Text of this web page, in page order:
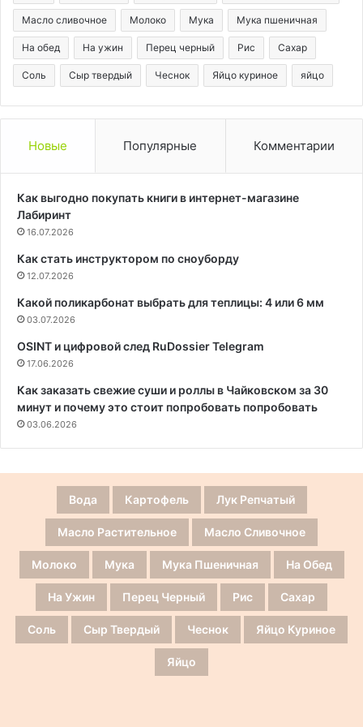
Масло сливочное Молоко Мука Мука пшеничная
На обед На ужин Перец черный Рис Сахар
Соль Сыр твердый Чеснок Яйцо куриное яйцо
Новые Популярные Комментарии
Как выгодно покупать книги в интернет-магазине
Лабиринт
16.07.2026
Как стать инструктором по сноуборду
12.07.2026
Какой поликарбонат выбрать для теплицы: 4 или 6 мм
03.07.2026
OSINT и цифровой след RuDossier Telegram
17.06.2026
Как заказать свежие суши и роллы в Чайковском за 30
минут и почему это стоит попробовать попробовать
03.06.2026
Вода Картофель Лук Репчатый
Масло Растительное Масло Сливочное
Молоко Мука Мука Пшеничная На Обед
На Ужин Перец Черный Рис Сахар
Соль Сыр Твердый Чеснок Яйцо Куриное
Яйцо